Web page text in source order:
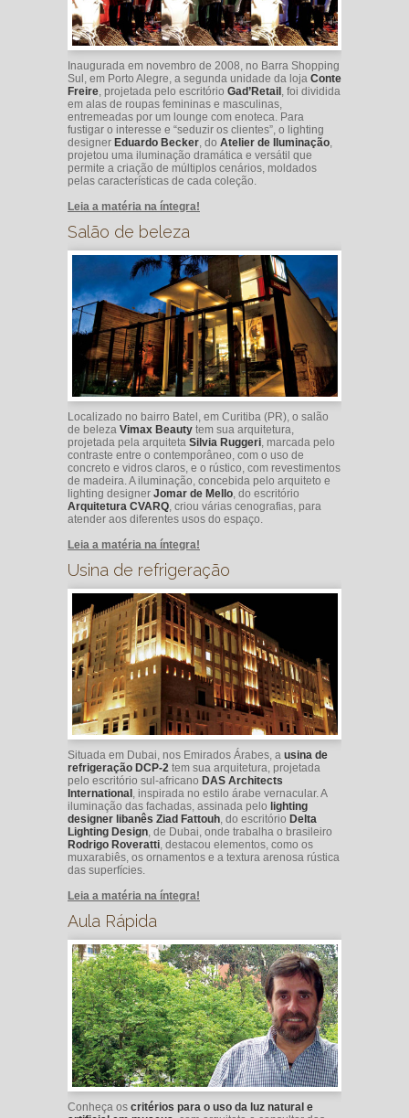
Inaugurada em novembro de 2008, no Barra Shopping
Sul, em Porto Alegre, a segunda unidade da loja Conte
Freire, projetada pelo escritório Gad’Retail , foi dividida
em alas de roupas femininas e masculinas,
entremeadas por um lounge com enoteca. Para
fustigar o interesse e “seduzir os clientes”, o lighting
designer Eduardo Becker, do Atelier de Iluminação,
projetou uma iluminação dramática e versátil que
permite a criação de múltiplos cenários, moldados
pelas características de cada coleção.
Leia a matéria na íntegra!
Salão de beleza
Localizado no bairro Batel, em Curitiba (PR), o salão
de beleza Vimax Beauty tem sua arquitetura,
projetada pela arquiteta Silvia Ruggeri, marcada pelo
contraste entre o contemporâneo, com o uso de
concreto e vidros claros, e o rústico, com revestimentos
de madeira. A iluminação, concebida pelo arquiteto e
lighting designer Jomar de Mello, do escritório
Arquitetura CVARQ, criou várias cenografias, para
atender aos diferentes usos do espaço.
Leia a matéria na íntegra!
Usina de refrigeração
Situada em Dubai, nos Emirados Árabes, a usina de
refrigeração DCP-2 tem sua arquitetura, projetada
pelo escritório sul-africano DAS Architects
International , inspirada no estilo árabe vernacular. A
iluminação das fachadas, assinada pelo lighting
designer libanês Ziad Fattouh, do escritório Delta
Lighting Design, de Dubai, onde trabalha o brasileiro
Rodrigo Roveratti, destacou elementos, como os
muxarabiês, os ornamentos e a textura arenosa rústica
das superfícies.
Leia a matéria na íntegra!
Aula Rápida
Conheça os critérios para o uso da luz natural e